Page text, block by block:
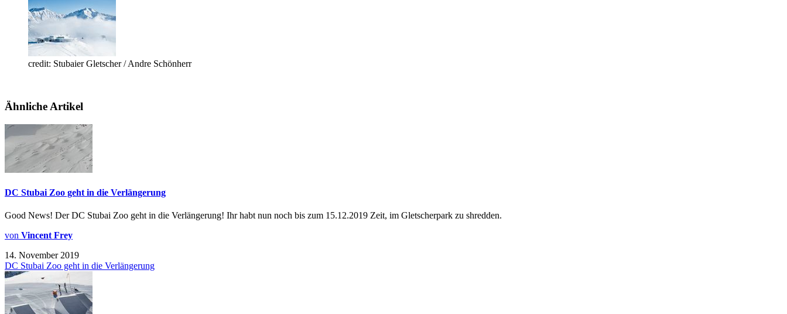
credit: Stubaier Gletscher / Andre Schönherr
Ähnliche Artikel
DC Stubai Zoo geht in die Verlängerung
Good News! Der DC Stubai Zoo geht in die Verlängerung! Ihr habt nun noch bis zum 15.12.2019 Zeit, im Gletscherpark zu shredden.
von Vincent Frey
14. November 2019
DC Stubai Zoo geht in die Verlängerung